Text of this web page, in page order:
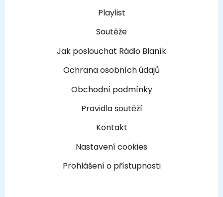
Playlist
Soutěže
Jak poslouchat Rádio Blaník
Ochrana osobních údajů
Obchodní podmínky
Pravidla soutěží
Kontakt
Nastavení cookies
Prohlášení o přístupnosti